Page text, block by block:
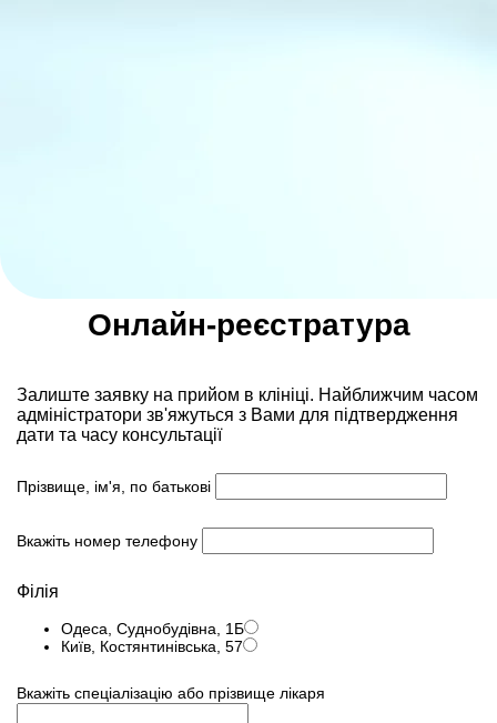
Онлайн-реєстратура
Залиште заявку на прийом в клініці. Найближчим часом
адмiнiстратори зв'яжуться з Вами для пiдтвердження
дати та часу консультацiï
Прізвище, ім'я, по батькові
Вкажіть номер телефону
Філія
Одеса, Суднобудівна, 1Б
Київ, Костянтинівська, 57
Вкажіть спеціалізацію або прізвище лікаря